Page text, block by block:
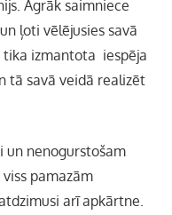
Agrāk saimniece
ļoti vēlējusies savā
tika izmantota iespēja
tā savā veidā realizēt
un nenogurstošam
pamazām
arī apkārtne.